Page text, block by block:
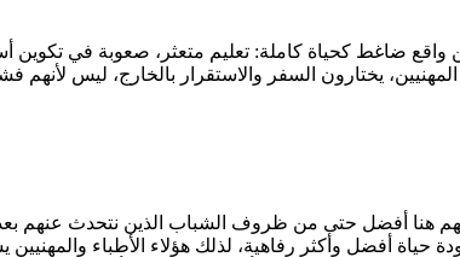
واقع ضاغط كحياة كاملة: تعليم متعثر، صعوبة في
هنا أفضل حتى من ظروف الشباب الذين نتحدث عنهم
حياة أفضل وأكثر رفاهية، لذلك هؤلاء الأطباء